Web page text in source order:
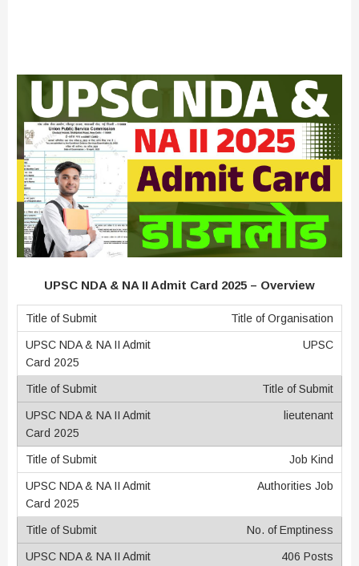
UPSC NDA & NA II Admit Card 2025 – Overview
Title of Organisation
UPSC
Title of Submit
lieutenant
Job Kind
Authorities Job
No. of Emptiness
406 Posts